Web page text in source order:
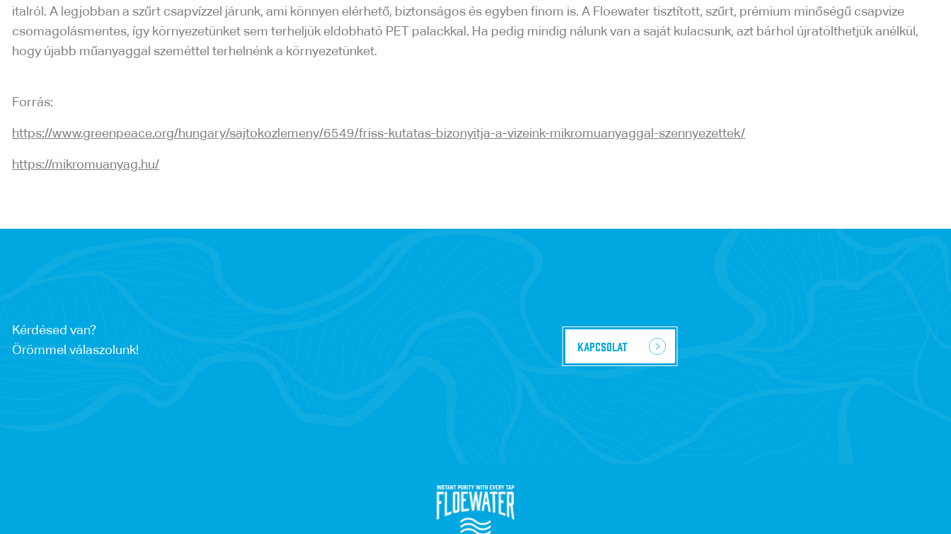
italról. A legjobban a szűrt csapvízzel járunk, ami könnyen elérhető, biztonságos és egyben finom is. A Floewater tisztított, szűrt, prémium minőségű csapvize
csomagolásmentes, így környezetünket sem terheljük eldobható PET palackkal. Ha pedig mindig nálunk van a saját kulacsunk, azt bárhol újratölthetjük anélkül,
hogy újabb műanyaggal szeméttel terhelnénk a környezetünket.
Forrás:
https://www.greenpeace.org/hungary/sajtokozlemeny/6549/friss-kutatas-bizonyitja-a-vizeink-mikromuanyaggal-szennyezettek/
https://mikromuanyag.hu/
Kérdésed van?
Örömmel válaszolunk!
Kapcsolat